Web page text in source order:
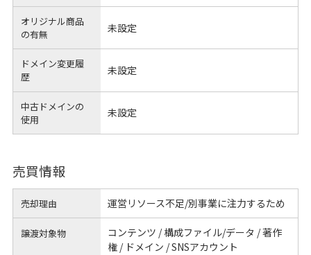
オリジナル商品
の有無
未設定
ドメイン変更履
歴
未設定
中古ドメインの
使用
未設定
売買情報
売却理由 運営リソース不足/別事業に注力するため
譲渡対象物
コンテンツ / 構成ファイル/データ / 著作
権 / ドメイン / SNSアカウント